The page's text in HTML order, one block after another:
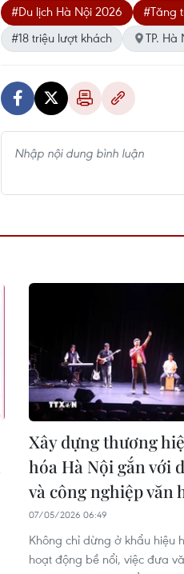
#Du lịch Hà Nội 2026 #Tăng
#18 triệu lượt khách
TP. Hà
Xây dựng thương
hóa Hà Nội gắn với
và công nghiệp văn
07/05/2026 06:49
Không chỉ dừng ở khẩu hiệu
hoạt động bề nổi, việc đưa